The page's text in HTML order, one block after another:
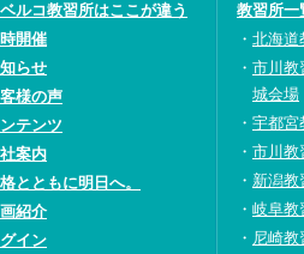
ルコ教習所はここが違う
開催
らせ
様の声
テンツ
案内
とともに明日へ。
紹介
イン
教習所一
北海道
市川教
城会場
宇都宮
市川教
新潟教
岐阜教
尼崎教